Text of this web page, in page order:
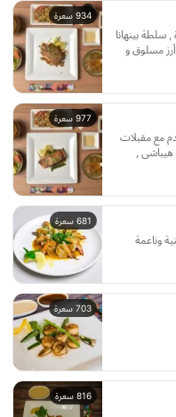
934 سعرة
سلطة بينهانا
مسلوق و
977 سعرة
مع مقبلات
هيباشي ,
681 سعرة
وناعمة
703 سعرة
816 سعرة